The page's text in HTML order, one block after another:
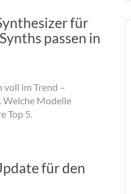
für
passen in
voll im Trend –
Welche Modelle
Top 5.
für den